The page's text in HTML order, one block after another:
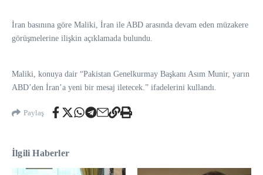
İran basınına göre Maliki, İran ile ABD arasında devam eden müzakere
görüşmelerine ilişkin açıklamada bulundu.
Maliki, konuya dair “Pakistan Genelkurmay Başkanı Asım Munir, yarın
ABD’den İran’a yeni bir mesaj iletecek.” ifadelerini kullandı.
Paylaş
İlgili Haberler